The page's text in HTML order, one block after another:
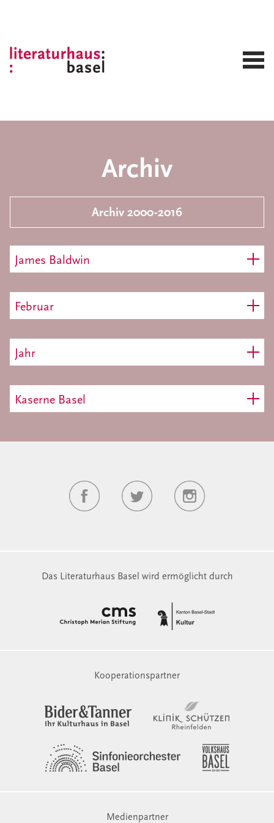
Archiv
Archiv 2000-2016
James Baldwin
Februar
Jahr
Kaserne Basel
Das Literaturhaus Basel wird ermöglicht durch
Kooperationspartner
Medienpartner